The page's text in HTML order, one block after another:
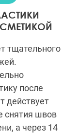
тщательного
после
действует
снятия швов
а через 14